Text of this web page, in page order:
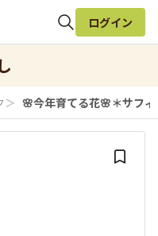
検索
ログイン
＞ 🌸今年育てる花🌸​​ ＊ サフ